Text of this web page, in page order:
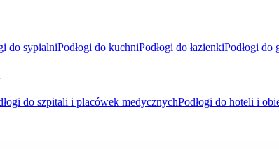
do sypialniPodłogi do kuchniPodłogi do łazienkiPodłogi do
do szpitali i placówek medycznychPodłogi do hoteli i